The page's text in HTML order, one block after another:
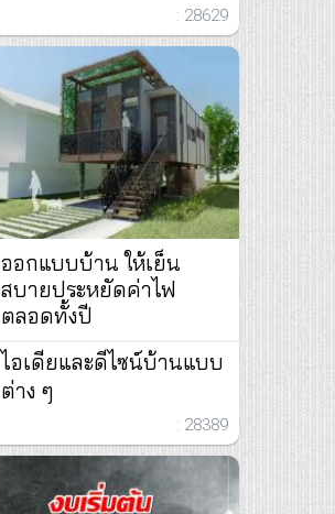
: 28629
ออกแบบบ้าน ให้เย็น
สบายประหยัดค่าไฟ
ตลอดทั้งปี
ไอเดียและดีไซน์บ้านแบบ
ต่าง ๆ
: 28389